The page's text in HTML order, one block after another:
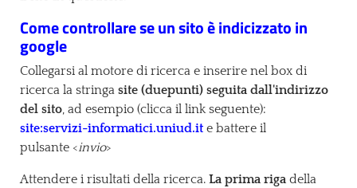
Come controllare se un sito è indicizzato in
google
Collegarsi al motore di ricerca e inserire nel box di
ricerca la stringa site (duepunti) seguita dall'indirizzo
del sito, ad esempio (clicca il link seguente):
site:servizi-informatici.uniud.it e battere il
pulsante <invio>
Attendere i risultati della ricerca. La prima rigadella